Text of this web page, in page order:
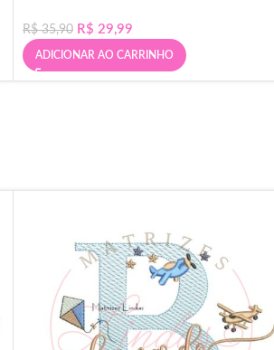
R$35,90 R$ 29,99
ADICIONAR AO CARRINHO